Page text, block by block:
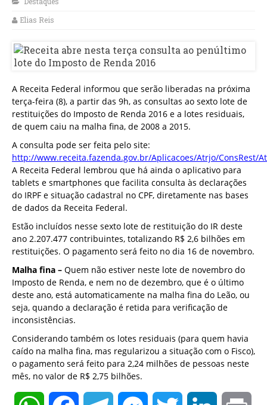
Elias Reis
A Receita Federal informou que serão liberadas na próxima
terça-feira (8), a partir das 9h, as consultas ao sexto lote de
restituições do Imposto de Renda 2016 e a lotes residuais,
de quem caiu na malha fina, de 2008 a 2015.
A consulta pode ser feita pelo site:
http://www.receita.fazenda.gov.br/Aplicacoes/Atrjo/ConsRest/
A Receita Federal lembrou que há ainda o aplicativo para
tablets e smartphones que facilita consulta às declarações
do IRPF e situação cadastral no CPF, diretamente nas bases
de dados da Receita Federal.
Estão incluídos nesse sexto lote de restituição do IR deste
ano 2.207.477 contribuintes, totalizando R$ 2,6 bilhões em
restituições. O pagamento será feito no dia 16 de novembro.
Malha fina – Quem não estiver neste lote de novembro do
Imposto de Renda, e nem no de dezembro, que é o último
deste ano, está automaticamente na malha fina do Leão, ou
seja, quando a declaração é retida para verificação de
inconsistências.
Considerando também os lotes residuais (para quem havia
caído na malha fina, mas regularizou a situação com o Fisco),
o pagamento será feito para 2,24 milhões de pessoas neste
mês, no valor de R$ 2,75 bilhões.